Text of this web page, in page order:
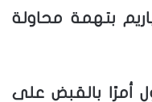
بتهمة محاولة
أمرًا بالقبض على